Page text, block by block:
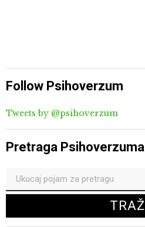
Follow Psihoverzum
Tweets by @psihoverzum
Pretraga Psihoverzuma